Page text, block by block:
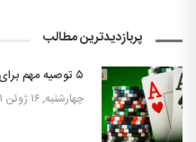
پربازدیدترین مطالب
۵ توصیه مهم برای پیشرفت در پوکر
چهارشنبه, ۱۶ ژوئن ۲۰۲۱